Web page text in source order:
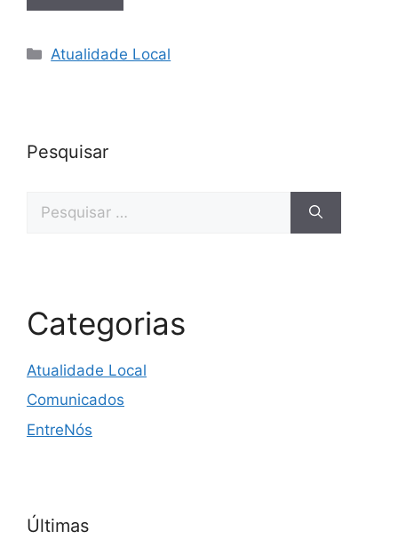
Categorias
Atualidade Local
Pesquisar
por:
Categorias
Atualidade Local
Comunicados
EntreNós
Últimas